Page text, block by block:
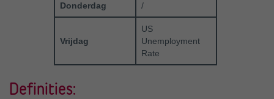
Donderdag /
Vrijdag
US
Unemployment
Rate
Definities: